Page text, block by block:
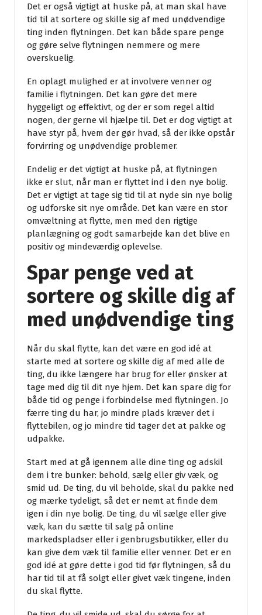
Det er også vigtigt at huske på, at man skal have
tid til at sortere og skille sig af med unødvendige
ting inden flytningen. Det kan både spare penge
og gøre selve flytningen nemmere og mere
overskuelig.
En oplagt mulighed er at involvere venner og
familie i flytningen. Det kan gøre det mere
hyggeligt og effektivt, og der er som regel altid
nogen, der gerne vil hjælpe til. Det er dog vigtigt at
have styr på, hvem der gør hvad, så der ikke opstår
forvirring og unødvendige problemer.
Endelig er det vigtigt at huske på, at flytningen
ikke er slut, når man er flyttet ind i den nye bolig.
Det er vigtigt at tage sig tid til at nyde sin nye bolig
og udforske sit nye område. Det kan være en stor
omvæltning at flytte, men med den rigtige
planlægning og godt samarbejde kan det blive en
positiv og mindeværdig oplevelse.
Spar penge ved at
sortere og skille dig af
med unødvendige ting
Når du skal flytte, kan det være en god idé at
starte med at sortere og skille dig af med alle de
ting, du ikke længere har brug for eller ønsker at
tage med dig til dit nye hjem. Det kan spare dig for
både tid og penge i forbindelse med flytningen. Jo
færre ting du har, jo mindre plads kræver det i
flyttebilen, og jo mindre tid tager det at pakke og
udpakke.
Start med at gå igennem alle dine ting og adskil
dem i tre bunker: behold, sælg eller giv væk, og
smid ud. De ting, du vil beholde, skal du pakke ned
og mærke tydeligt, så det er nemt at finde dem
igen i din nye bolig. De ting, du vil sælge eller give
væk, kan du sætte til salg på online
markedspladser eller i genbrugsbutikker, eller du
kan give dem væk til familie eller venner. Det er en
god idé at gøre dette i god tid før flytningen, så du
har tid til at få solgt eller givet væk tingene, inden
du skal flytte.